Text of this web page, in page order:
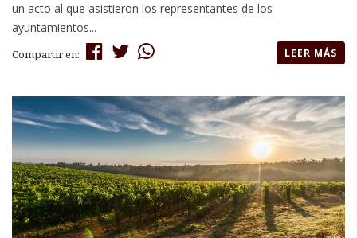
un acto al que asistieron los representantes de los
ayuntamientos...
Compartir en: LEER MÁS